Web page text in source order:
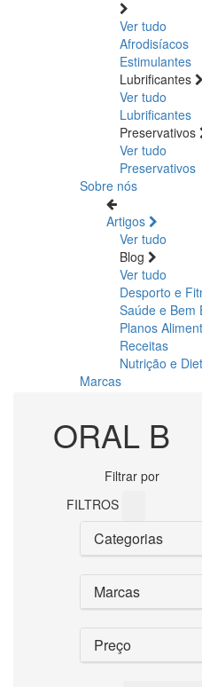
Ver tudo
Afrodisíacos
Estimulantes
Lubrificantes
Ver tudo
Lubrificantes
Preservativos
Ver tudo
Preservativos
Sobre nós
Artigos
Ver tudo
Blog
Ver tudo
Desporto e
Saúde e Bem
Planos
Receitas
Nutrição e
Marcas
ORAL B
Filtrar por
FILTROS
Categorias
Marcas
Preço